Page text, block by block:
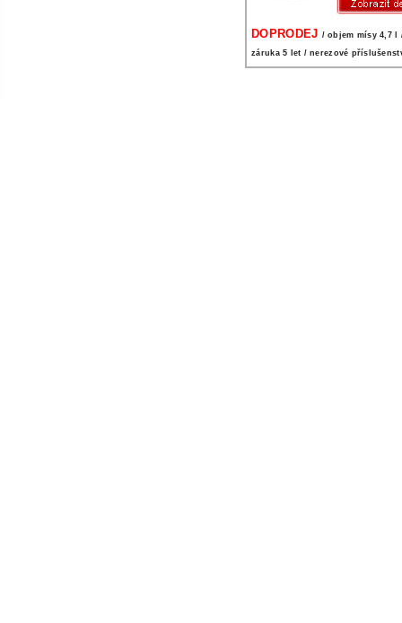
DOPRODEJ / objem mísy 4,7 l
záruka 5 let / nerezové